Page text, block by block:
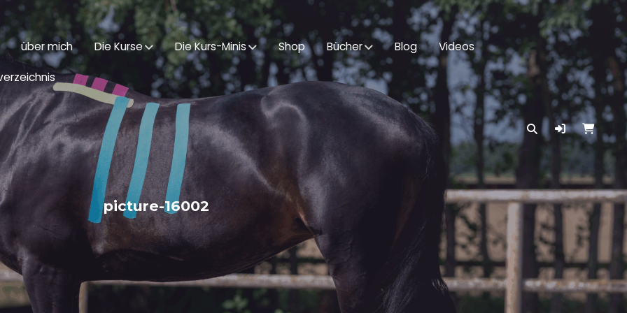
über mich Die Kurse Die Kurs-Minis Shop Bücher Blog Videos
picture-16002